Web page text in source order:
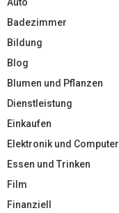
Badezimmer
Bildung
Blog
Blumen und Pflanzen
Dienstleistung
Einkaufen
Elektronik und Computer
Essen und Trinken
Film
Finanziell